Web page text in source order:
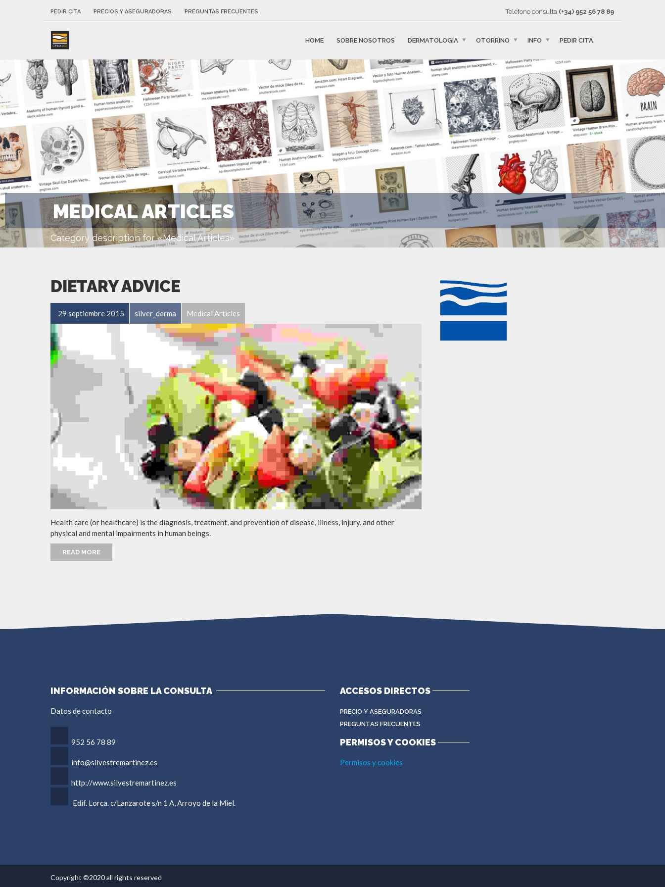
PEDIR CITA PRECIOS Y ASEGURADORAS PREGUNTAS FRECUENTES Teléfono consulta (+34) 952 56 78 89
HOME SOBRE NOSOTROS DERMATOLOGÍA OTORRINO INFO PEDIR CITA
MEDICAL ARTICLES
Category description for «Medical Articles»
DIETARY ADVICE
29 septiembre 2015 silver_derma Medical Articles
Health care (or healthcare) is the diagnosis, treatment, and prevention of disease, illness, injury, and other
physical and mental impairments in human beings.
READ MORE
INFORMACIÓN SOBRE LA CONSULTA
Datos de contacto
952 56 78 89
info@silvestremartinez.es
http://www.silvestremartinez.es
Edif. Lorca. c/Lanzarote s/n 1 A, Arroyo de la Miel.
ACCESOS DIRECTOS
PRECIO Y ASEGURADORAS
PREGUNTAS FRECUENTES
PERMISOS Y COOKIES
Permisos y cookies
Copyright ©2020 all rights reserved